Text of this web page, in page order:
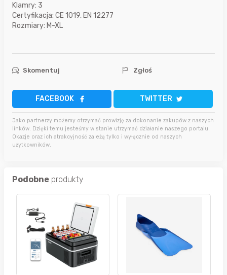
Klamry: 3
Certyfikacja: CE 1019, EN 12277
Rozmiary: M-XL
Skomentuj Zgłoś
FACEBOOK TWITTER
Jako partnerzy możemy otrzymać prowizję za dokonanie zakupów z naszych
linków. Dzięki temu jesteśmy w stanie utrzymać działanie naszego portalu.
Okazje oraz ich atrakcyjność zależą tylko i wyłącznie od naszych
użytkowników.
Podobne produkty